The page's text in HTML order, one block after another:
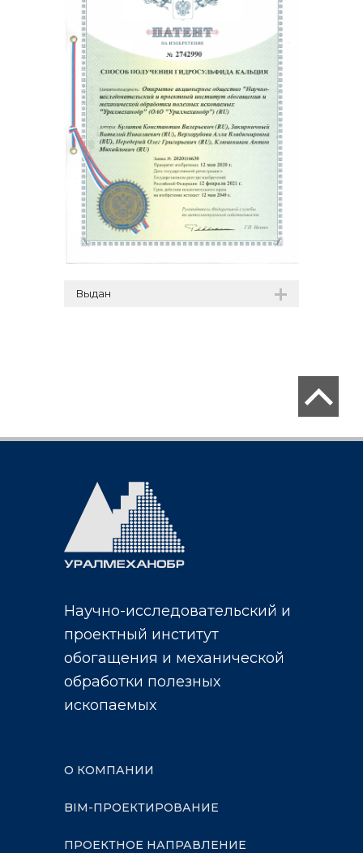
Выдан
Научно-исследовательский и
проектный институт
обогащения и механической
обработки полезных
ископаемых
О КОМПАНИИ
BIM-ПРОЕКТИРОВАНИЕ
ПРОЕКТНОЕ НАПРАВЛЕНИЕ